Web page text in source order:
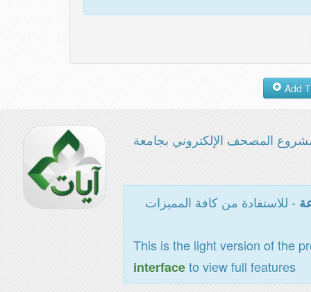
المصحف الإلكتروني بجامعة
- للاستفادة من كافة المميزات
This is the light version of the
interfaceto view full features